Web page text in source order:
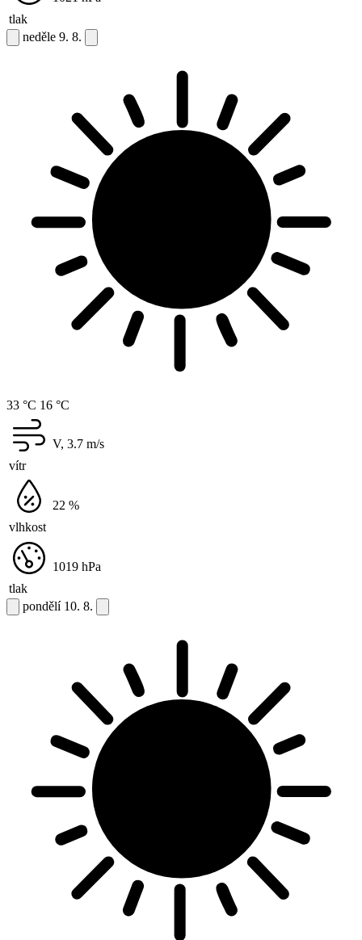
tlak
neděle 9. 8.
33 °C 16 °C
vítr
V, 3.7 m/s
vlhkost
22 %
tlak
1019 hPa
pondělí 10. 8.